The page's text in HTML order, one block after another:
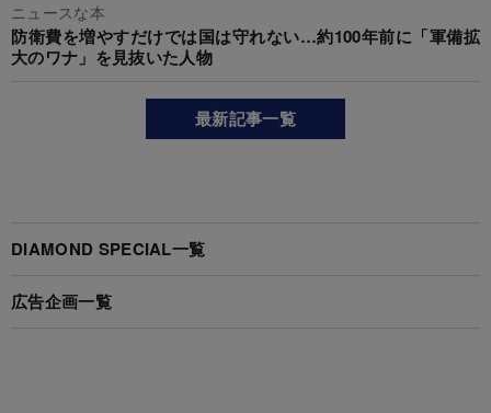
ニュースな本
防衛費を増やすだけでは国は守れない…約100年前に「軍備拡
大のワナ」を見抜いた人物
最新記事一覧
DIAMOND SPECIAL一覧
広告企画一覧